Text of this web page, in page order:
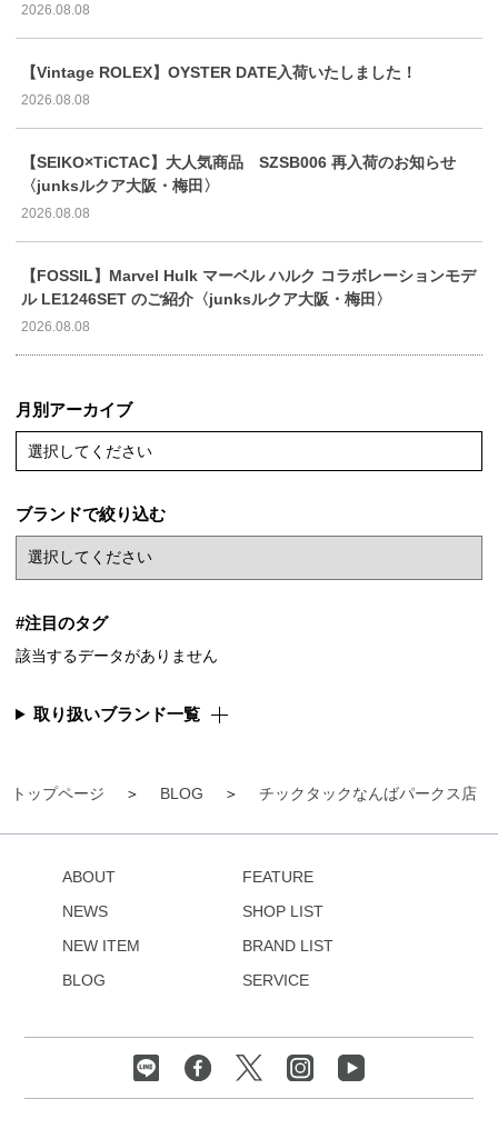
トップページ BLOG チックタックなんばパークス店
2026.08.08
【Vintage ROLEX】OYSTER DATE入荷いたしました！
2026.08.08
【SEIKO×TiCTAC】大人気商品 SZSB006 再入荷のお知らせ
〈junksルクア大阪・梅田〉
2026.08.08
【FOSSIL】Marvel Hulk マーベル ハルク コラボレーションモデ
ル LE1246SET のご紹介〈junksルクア大阪・梅田〉
2026.08.08
月別アーカイブ
選択してください
ブランドで絞り込む
#注目のタグ
該当するデータがありません
取り扱いブランド一覧
ABOUT
NEWS
NEW ITEM
BLOG
FEATURE
SHOP LIST
BRAND LIST
SERVICE